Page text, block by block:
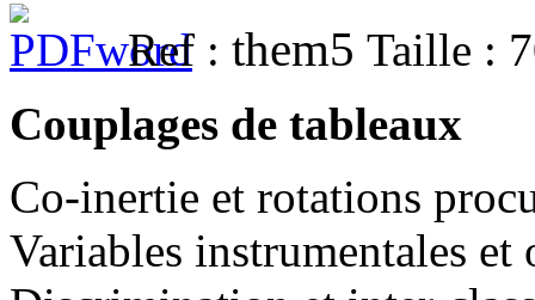
Ref : them5 Taille :
Couplages de tableaux
Co-inertie et rotations
Variables instrumentales